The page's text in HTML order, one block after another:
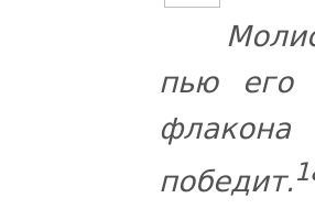
пью его
победит.